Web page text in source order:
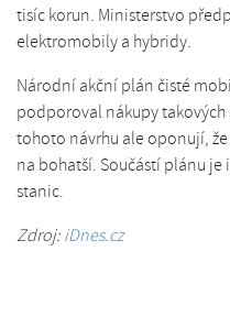
tisíc korun. Ministerstvo
elektromobily a hybridy.
Národní akční plán čisté
podporoval nákupy
tohoto návrhu ale oponují,
na bohatší. Součástí plánu
stanic.
Zdroj: iDnes.cz